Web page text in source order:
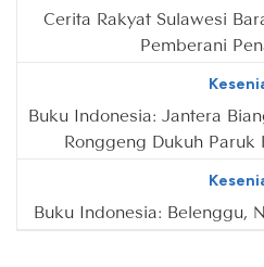
Cerita Rakyat Sulawesi
Pemberani
Buku Indonesia: Jantera
Ronggeng Dukuh Paruk
Buku Indonesia: Belenggu,